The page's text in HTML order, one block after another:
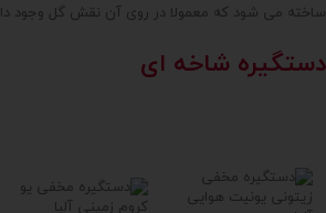
ساخته می شود که معمولا در روی آن نقش گل وجود
دستگیره شاخه ای